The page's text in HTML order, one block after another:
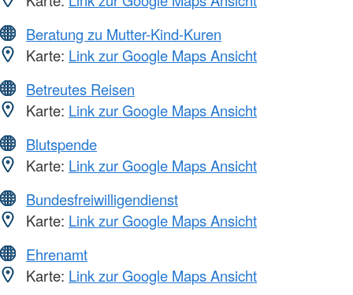
Beratung zu Mutter-Kind-Kuren
Karte: Link zur Google Maps Ansicht
Betreutes Reisen
Karte: Link zur Google Maps Ansicht
Blutspende
Karte: Link zur Google Maps Ansicht
Bundesfreiwilligendienst
Karte: Link zur Google Maps Ansicht
Ehrenamt
Karte: Link zur Google Maps Ansicht